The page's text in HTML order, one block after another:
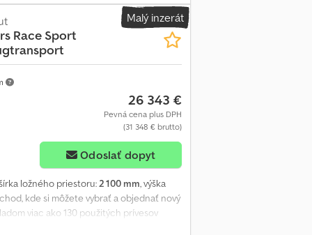
okno, bočné dvere, servisné dvere,
koleso, uzamykateľné ťažné
áut ponúka za výhodnú cenu
predajcu už 35 rokov. Codpfx
Malý inzerát
Race Sport
26 343 €
Pevná cena plus DPH
(31 348 € brutto)
Odoslať dopyt
ložného priestoru:2 100 mm, výška
kde si môžete vybrať a objednať nový
viac ako 130 použitých prívesov
Brian James Trailers, model 341-5521